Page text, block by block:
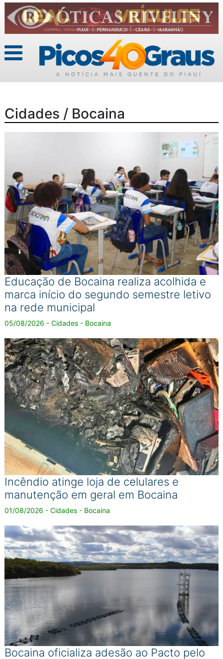
Cidades / Bocaina
Educação de Bocaina realiza acolhida e
marca início do segundo semestre letivo
na rede municipal
05/08/2026 - Cidades - Bocaina
Incêndio atinge loja de celulares e
manutenção em geral em Bocaina
01/08/2026 - Cidades - Bocaina
Bocaina oficializa adesão ao Pacto pelo